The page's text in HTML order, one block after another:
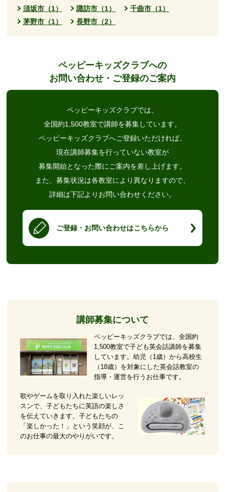
須坂市（1）
諏訪市（1）
千曲市（1）
茅野市（1）
長野市（2）
ペッピーキッズクラブへの
お問い合わせ・ご登録のご案内
ペッピーキッズクラブでは、
全国約1,500教室で講師を募集しています。
ペッピーキッズクラブへご登録いただければ、
現在講師募集を行っていない教室が
募集開始となった際にご案内を差し上げます。
また、募集状況は各教室により異なりますので、
詳細は下記よりお問い合わせください。
ご登録・お問い合わせはこちらから
講師募集について
ペッピーキッズクラブでは、全国約
1,500教室で子ども英会話講師を募集
しています。幼児（1歳）から高校生
（18歳）を対象にした英会話教室の
指導・運営を行うお仕事です。
歌やゲームを取り入れた楽しいレッ
スンで、子どもたちに英語の楽しさ
を伝えていきます。子どもたちの
「楽しかった！」という笑顔が、こ
のお仕事の最大のやりがいです。